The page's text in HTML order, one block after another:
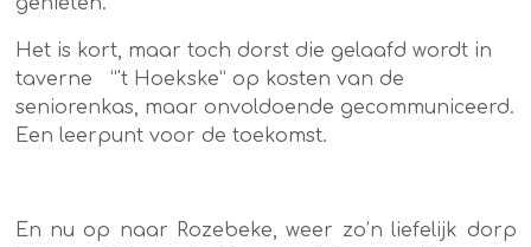
Het is kort, maar toch dorst die gelaafd wordt in
taverne “'t Hoekske” op kosten van de
seniorenkas, maar onvoldoende gecommuniceerd.
Een leerpunt voor de toekomst.
En nu op naar Rozebeke, weer zo’n liefelijk dorp